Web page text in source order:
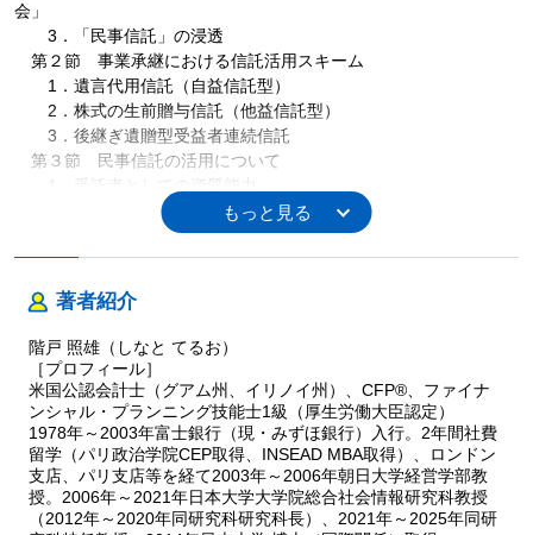
会」
3．「民事信託」の浸透
第２節 事業承継における信託活用スキーム
1．遺言代用信託（自益信託型）
2．株式の生前贈与信託（他益信託型）
3．後継ぎ遺贈型受益者連続信託
第３節 民事信託の活用について
1．受託者としての資質能力
2．信託スキームの継続性の担保
3．専門家の活用
Column6-1 自社株式の信託を活用した社会貢献
終 章
●PPPモデルに見るファミリービジネスのポイント
●日本社会の特徴である「イエ構造」に見る事業承継
●「三方よし」の精神を持ったファミリーガバナンス
著者プロフィール
＜編著者紹介＞
著者紹介
階戸 照雄（しなと てるお）
［プロフィール］
米国公認会計士（グアム州、イリノイ州）、CFP®、ファイナ
ンシャル・プランニング技能士1級（厚生労働大臣認定）
1978年～2003年富士銀行（現・みずほ銀行）入行。2年間社費
留学（パリ政治学院CEP取得、INSEAD MBA取得）、ロンドン
支店、パリ支店等を経て2003年～2006年朝日大学経営学部教
授。2006年～2021年日本大学大学院総合社会情報研究科教授
（2012年～2020年同研究科研究科長）、2021年～2025年同研